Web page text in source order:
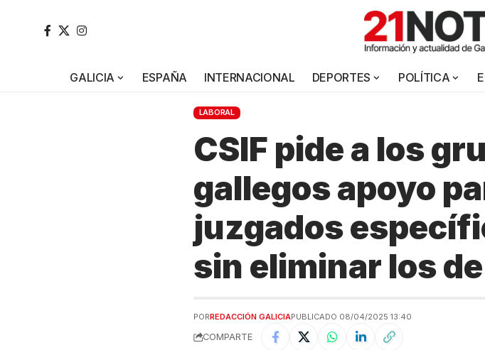
GALICIA ESPAÑA INTERNACIONAL DEPORTES POLÍTICA
LABORAL
CSIF pide a los
gallegos apoyo
juzgados
sin eliminar los
PORREDACCIÓN GALICIAPUBLICADO 08/04/2025 13:40
COMPARTE